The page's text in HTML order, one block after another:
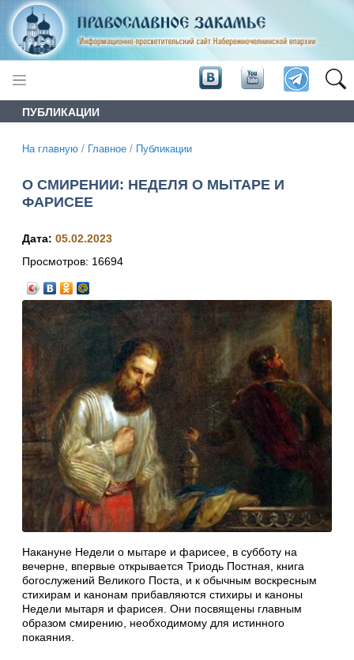
ПУБЛИКАЦИИ
На главную / Главное / Публикации
О СМИРЕНИИ: НЕДЕЛЯ О МЫТАРЕ И
ФАРИСЕЕ
Дата: 05.02.2023
Просмотров: 16694
Накануне Недели о мытаре и фарисее, в субботу на
вечерне, впервые открывается Триодь Постная, книга
богослужений Великого Поста, и к обычным воскресным
стихирам и канонам прибавляются стихиры и каноны
Недели мытаря и фарисея. Они посвящены главным
образом смирению, необходимому для истинного
покаяния.